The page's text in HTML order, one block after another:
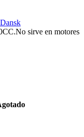
sirve en motores